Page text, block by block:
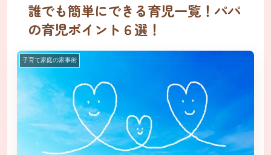
誰でも簡単にできる育児一覧！パパ
の育児ポイント６選！
子育て家庭の家事術